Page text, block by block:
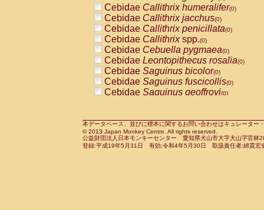
PitheciidaeChiropotes satanas(0)
PitheciidaePithecia monachus
PitheciidaePithecia pithecia(0)
CercopithecidaeCercocebus agilis
CercopithecidaeCercocebus
CercopithecidaeCercocebus
CercopithecidaeCercocebus
CercopithecidaeCercocebus
CercopithecidaeCercocebushybrid
CercopithecidaePapio anubis(0)
CercopithecidaePapio cynocephalus
CercopithecidaePapio hamadryas(0)
Cebidae Callithrix humeralifer(0)
Cebidae Callithrix jacchus(0)
Cebidae Callithrix penicillata(0)
Cebidae Callithrixspp.(0)
Cebidae Cebuella pygmaea(0)
Cebidae Leontopithecus rosalia(0)
Cebidae Saguinus bicolor(0)
Cebidae Saguinus fuscicollis(0)
Cebidae Saguinus geoffroyi(0)
CebidaeSaguinus leucopus(0)
CebidaeSaguinus midas(0)
Cebidae Saguinus mystax(0)
本データベース、並びに標本に関するお問い合わせはキュレータ
© 2013 Japan Monkey Centre. All rights reserved.
公益財団法人日本モンキーセンター 愛知県犬山市大字犬山字官
登録:平成19年5月31日 有効:令和4年5月30日 取扱責任者:綿貫宏